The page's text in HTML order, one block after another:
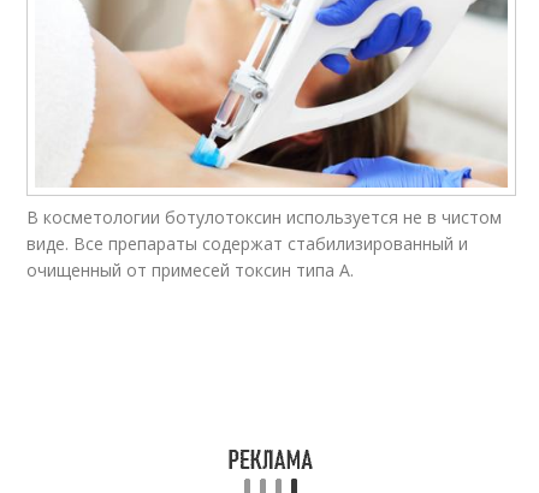
В косметологии ботулотоксин используется не в чистом
виде. Все препараты содержат стабилизированный и
очищенный от примесей токсин типа А.